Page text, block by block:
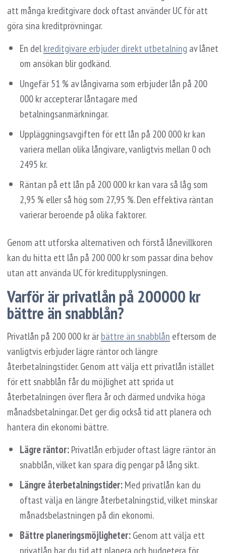
att många kreditgivare dock oftast använder UC för att
göra sina kreditprövningar.
En delkreditgivare erbjuder direkt utbetalning av lånet
om ansökan blir godkänd.
Ungefär 51 % av långivarna som erbjuder lån på 200
000 kr accepterar låntagare med
betalningsanmärkningar.
Uppläggningsavgiften för ett lån på 200 000 kr kan
variera mellan olika långivare, vanligtvis mellan 0 och
2495 kr.
Räntan på ett lån på 200 000 kr kan vara så låg som
2,95 % eller så hög som 27,95 %. Den effektiva räntan
varierar beroende på olika faktorer.
Genom att utforska alternativen och förstå lånevillkoren
kan du hitta ett lån på 200 000 kr som passar dina behov
utan att använda UC för kreditupplysningen.
Varför är privatlån på 200000 kr
bättre än snabblån?
Privatlån på 200 000 kr ärbättre än snabblån eftersom de
vanligtvis erbjuder lägre räntor och längre
återbetalningstider. Genom att välja ett privatlån istället
för ett snabblån får du möjlighet att sprida ut
återbetalningen över flera år och därmed undvika höga
månadsbetalningar. Det ger dig också tid att planera och
hantera din ekonomi bättre.
Lägre räntor:Privatlån erbjuder oftast lägre räntor än
snabblån, vilket kan spara dig pengar på lång sikt.
Längre återbetalningstider:Med privatlån kan du
oftast välja en längre återbetalningstid, vilket minskar
månadsbelastningen på din ekonomi.
Bättre planeringsmöjligheter:Genom att välja ett
privatlån har du tid att planera och budgetera för